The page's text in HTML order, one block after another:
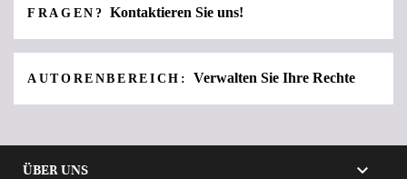
FRAGEN? Kontaktieren Sie uns!
AUTORENBEREICH: Verwalten Sie Ihre Rechte
ÜBER UNS 